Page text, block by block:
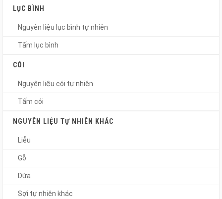
LỤC BÌNH
Nguyên liệu lục bình tự nhiên
Tấm lục bình
CÓI
Nguyên liệu cói tự nhiên
Tấm cói
NGUYÊN LIỆU TỰ NHIÊN KHÁC
Liễu
Gỗ
Dừa
Sợi tự nhiên khác